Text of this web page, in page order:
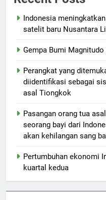
Indonesia
satelit baru Nusantara
Gempa Bumi
Perangkat yang
diidentifikasi sebagai
asal Tiongkok
Pasangan orang tua
seorang bayi dari
akan kehilangan sang
Pertumbuhan ekonomi
kuartal kedua